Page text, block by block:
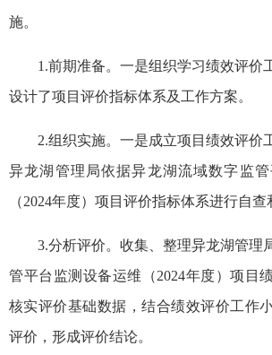
施。
1.前期准备。一是组织学习绩效评价
设计了项目评价指标体系及工作方案。
2.组织实施。一是成立项目绩效评价
异龙湖管理局依据异龙湖流域数字监
（2024年度）项目评价指标体系进行自查
3.分析评价。收集、整理异龙湖管理
管平台监测设备运维（2024年度）项目
核实评价基础数据，结合绩效评价工作
评价，形成评价结论。